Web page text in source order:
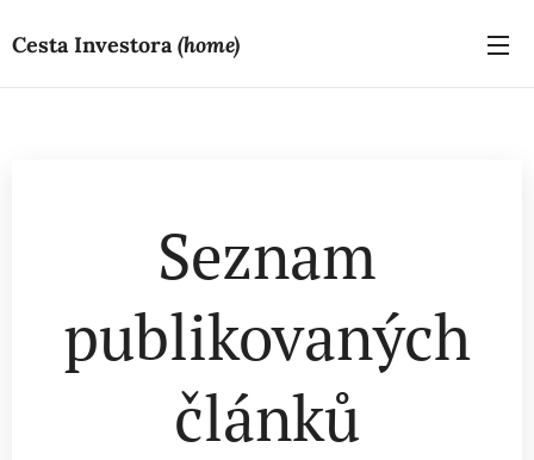
Cesta Investora (home)
Seznam
publikovaných
článků